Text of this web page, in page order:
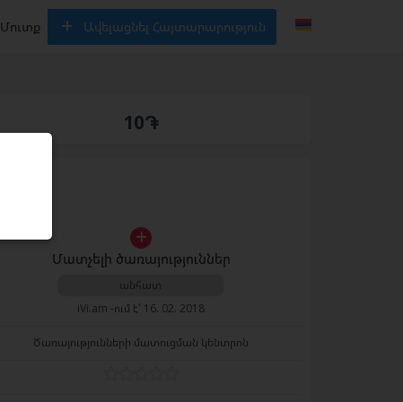
Մուտք Ավելացնել Հայտարարություն
10֏
Մատչելի ծառայություններ
անհատ
iVi.am -ում է՝ 16. 02. 2018
Ծառայությունների մատուցման կենտրոն